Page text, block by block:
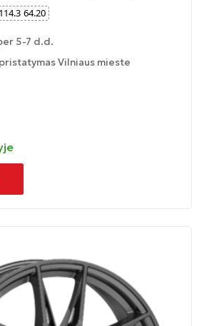
64.20
5-7 d.d.
Vilniaus mieste